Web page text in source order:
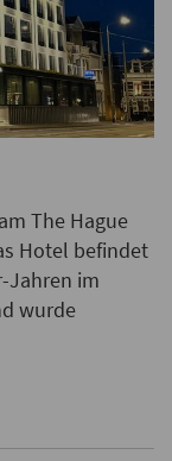
The Hague
Hotel befindet
Jahren im
wurde